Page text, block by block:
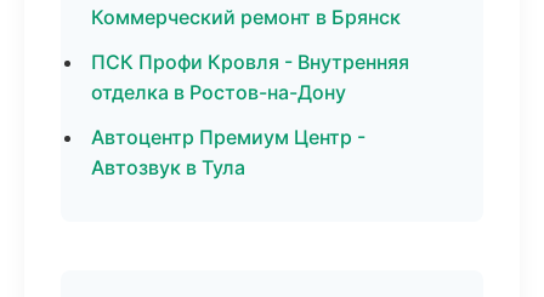
Коммерческий ремонт в Брянск
ПСК Профи Кровля - Внутренняя
отделка в Ростов-на-Дону
Автоцентр Премиум Центр -
Автозвук в Тула